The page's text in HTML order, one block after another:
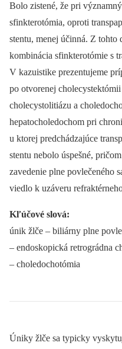
Bolo zistené, že pri
sfinkterotómia, oproti
stentu, menej účinná. Z tohto
kombinácia sfinkterotómie s
V kazuistike prezentujeme
po otvorenej
cholecystolitiázu a
hepatocholedochom pri
u ktorej predchádzajúce
stentu nebolo úspešné,
zavedenie plne povlečeného
viedlo k uzáveru
Kľúčové slová:
únik žlče –⁠ biliárny plne
–⁠ endoskopická retrográdna
–⁠ choledochotómia
Úniky žlče sa typicky